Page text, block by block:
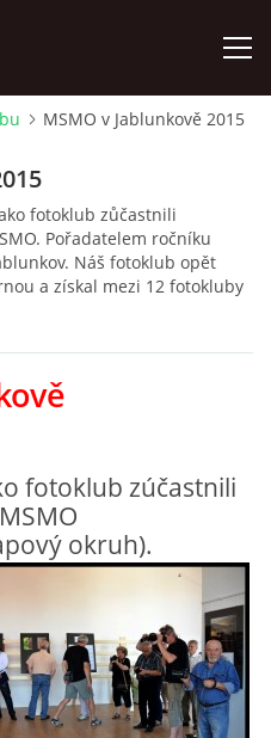
MSMO v Jablunkově 2015
fotoklub zůčastnili
Pořadatelem ročníku
Náš fotoklub opět
a získal mezi 12 fotokluby
fotoklub zúčastnili
okruh).